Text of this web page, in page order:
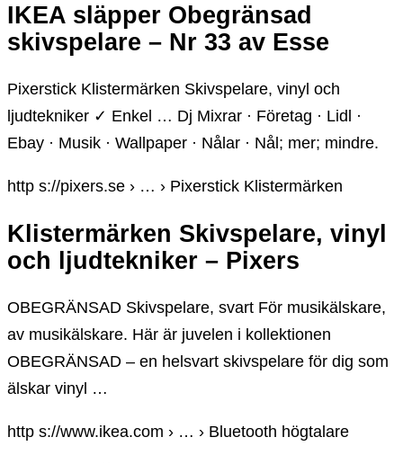
IKEA släpper Obegränsad
skivspelare – Nr 33 av Esse
Pixerstick Klistermärken Skivspelare, vinyl och
ljudtekniker ✓ Enkel … Dj Mixrar · Företag · Lidl ·
Ebay · Musik · Wallpaper · Nålar · Nål; mer; mindre.
http s://pixers.se › … › Pixerstick Klistermärken
Klistermärken Skivspelare, vinyl
och ljudtekniker – Pixers
OBEGRÄNSAD Skivspelare, svart För musikälskare,
av musikälskare. Här är juvelen i kollektionen
OBEGRÄNSAD – en helsvart skivspelare för dig som
älskar vinyl …
http s://www.ikea.com › … › Bluetooth högtalare